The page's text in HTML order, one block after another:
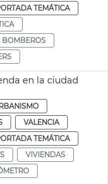
TEMÁTICA
BOMBEROS
en la ciudad
VALENCIA
TEMÁTICA
VIVIENDAS